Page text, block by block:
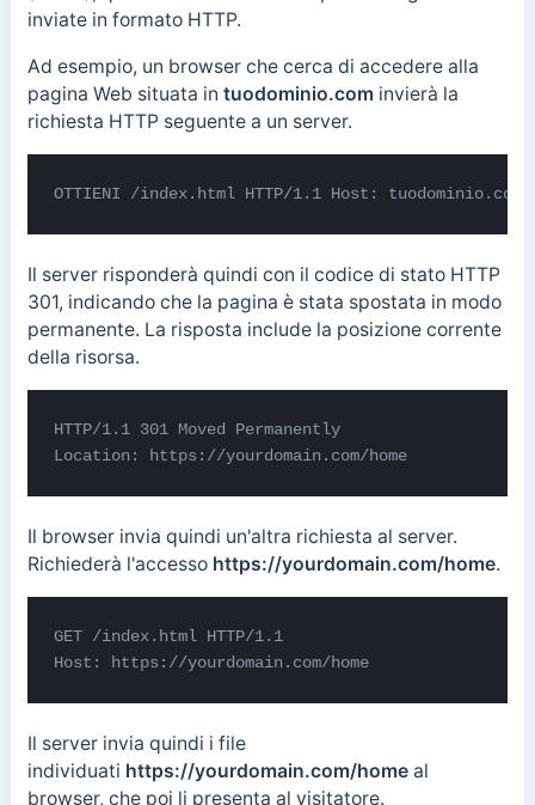
inviate in formato HTTP.
Ad esempio, un browser che cerca di accedere alla
pagina Web situata in tuodominio.cominvierà la
richiesta HTTP seguente a un server.
OTTIENI /index.html HTTP/1.1 Host: tuodominio.com
Il server risponderà quindi con il codice di stato HTTP
301, indicando che la pagina è stata spostata in modo
permanente. La risposta include la posizione corrente
della risorsa.
HTTP/1.1 301 Moved Permanently
Location: https://yourdomain.com/home
Il browser invia quindi un'altra richiesta al server.
Richiederà l'accesso https://yourdomain.com/home.
GET /index.html HTTP/1.1
Host: https://yourdomain.com/home
Il server invia quindi i file
individuati https://yourdomain.com/homeal
browser, che poi li presenta al visitatore.